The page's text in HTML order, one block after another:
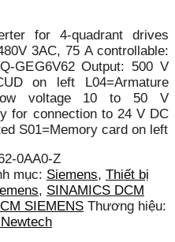
for 4-quadrant drives
3AC, 75 A controllable:
GEG6V62 Output: 500 V
on left L04=Armature
voltage 10 to 50 V
for connection to 24 V DC
S01=Memory card on left
0AA0-Z
mục: Siemens, Thiết bị
, SINAMICS DCM
SIEMENS Thương hiệu: